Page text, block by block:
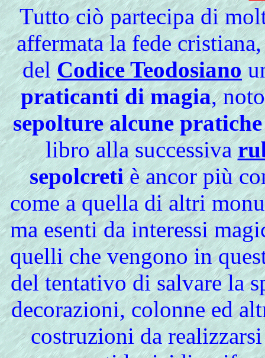
Tutto ciò partecipa di
affermata la fede
delCodice Teodosiano
praticanti di magia,
sepolture alcune
libro alla successiva
sepolcretiè ancor più
come a quella di altri
ma esenti da interessi
quelli che vengono in
del tentativo di salvare la
decorazioni, colonne ed
costruzioni da